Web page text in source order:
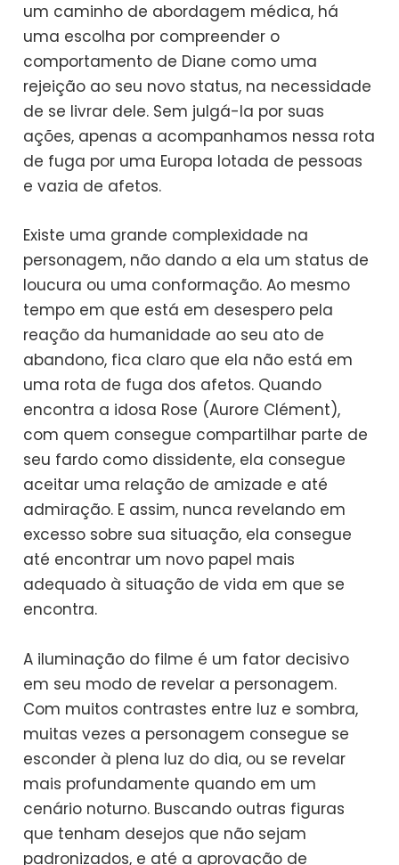
um caminho de abordagem médica, há
uma escolha por compreender o
comportamento de Diane como uma
rejeição ao seu novo status, na necessidade
de se livrar dele. Sem julgá-la por suas
ações, apenas a acompanhamos nessa rota
de fuga por uma Europa lotada de pessoas
e vazia de afetos.
Existe uma grande complexidade na
personagem, não dando a ela um status de
loucura ou uma conformação. Ao mesmo
tempo em que está em desespero pela
reação da humanidade ao seu ato de
abandono, fica claro que ela não está em
uma rota de fuga dos afetos. Quando
encontra a idosa Rose (Aurore Clément),
com quem consegue compartilhar parte de
seu fardo como dissidente, ela consegue
aceitar uma relação de amizade e até
admiração. E assim, nunca revelando em
excesso sobre sua situação, ela consegue
até encontrar um novo papel mais
adequado à situação de vida em que se
encontra.
A iluminação do filme é um fator decisivo
em seu modo de revelar a personagem.
Com muitos contrastes entre luz e sombra,
muitas vezes a personagem consegue se
esconder à plena luz do dia, ou se revelar
mais profundamente quando em um
cenário noturno. Buscando outras figuras
que tenham desejos que não sejam
padronizados, e até a aprovação de